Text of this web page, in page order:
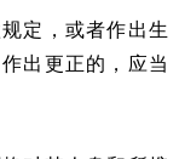
定，或者作出生
出更正的，应当